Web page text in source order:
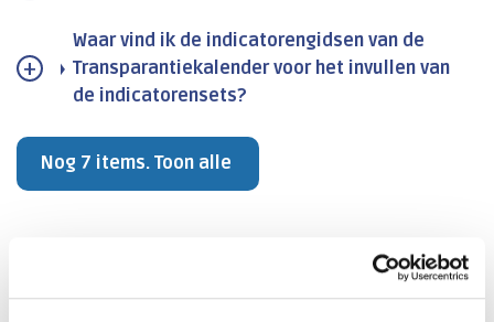
Waar vind ik de indicatorengidsen van de
Transparantiekalender voor het invullen van
de indicatorensets?
Nog 7 items. Toon alle